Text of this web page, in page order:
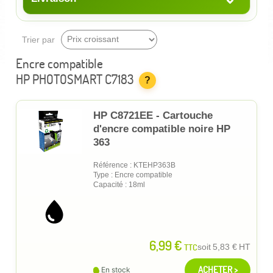
Trier par
Encre compatible
HP PHOTOSMART C7183
?
HP C8721EE - Cartouche
d'encre compatible noire HP
363
Référence : KTEHP363B
Type : Encre compatible
Capacité : 18ml
6,99 € TTCsoit 5,83 € HT
En stock ACHETER >